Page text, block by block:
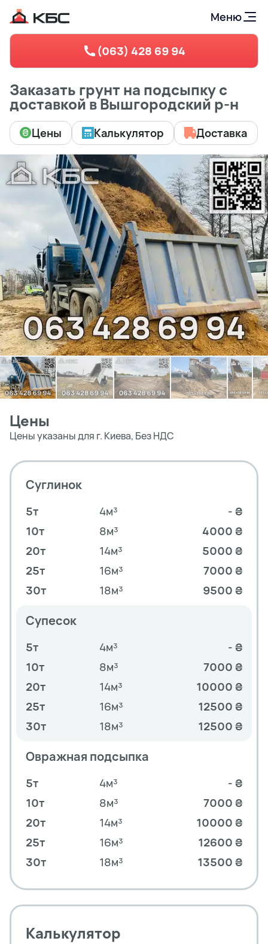
Меню
(063) 428 69 94
Заказать грунт на подсыпку с
доставкой в Вышгородский р-н
Цены Калькулятор Доставка
Цены
Цены указаны для г. Киева, Без НДС
Суглинок
5т 4м³
- ₴
10т
8м³
4000 ₴
20т
14м³
5000 ₴
25т
16м³
7000 ₴
30т
18м³ 9500 ₴
Супесок
5т 4м³
- ₴
10т
8м³
7000 ₴
20т
14м³
10000 ₴
25т
16м³
12500 ₴
30т
18м³ 12500 ₴
Овражная подсыпка
5т 4м³
- ₴
10т
8м³
7000 ₴
20т
14м³
10000 ₴
25т
16м³
12600 ₴
30т
18м³ 13500 ₴
Калькулятор